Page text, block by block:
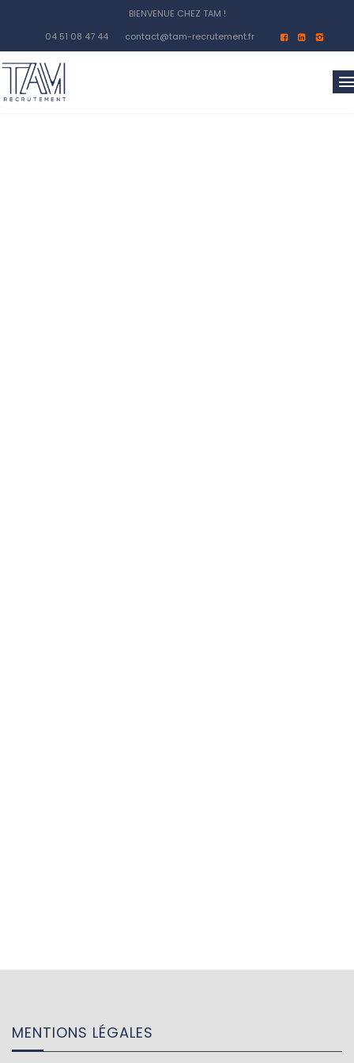
BIENVENUE CHEZ TAM !
04 51 08 47 44
contact@tam-recrutement.fr
MENTIONS LÉGALES